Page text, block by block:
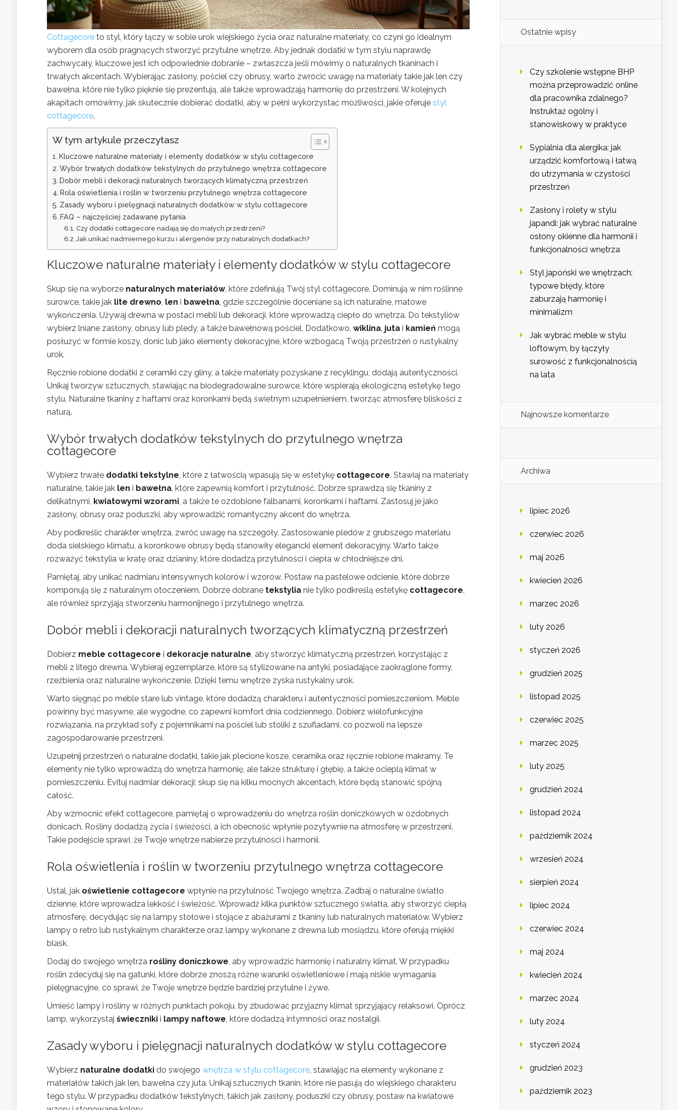
Cottagecore to styl, który łączy w sobie urok wiejskiego życia oraz naturalne materiały, co czyni go idealnym
wyborem dla osób pragnących stworzyć przytulne wnętrze. Aby jednak dodatki w tym stylu naprawdę
zachwycały, kluczowe jest ich odpowiednie dobranie – zwłaszcza jeśli mówimy o naturalnych tkaninach i
trwałych akcentach. Wybierając zasłony, pościel czy obrusy, warto zwrócić uwagę na materiały takie jak len czy
bawełna, które nie tylko pięknie się prezentują, ale także wprowadzają harmonię do przestrzeni. W kolejnych
akapitach omówimy, jak skutecznie dobierać dodatki, aby w pełni wykorzystać możliwości, jakie oferuje styl
cottagecore.
W tym artykule przeczytasz
Kluczowe naturalne materiały i elementy dodatków w stylu cottagecore
Wybór trwałych dodatków tekstylnych do przytulnego wnętrza cottagecore
Dobór mebli i dekoracji naturalnych tworzących klimatyczną przestrzeń
Rola oświetlenia i roślin w tworzeniu przytulnego wnętrza cottagecore
Zasady wyboru i pielęgnacji naturalnych dodatków w stylu cottagecore
FAQ – najczęściej zadawane pytania
Czy dodatki cottagecore nadają się do małych przestrzeni?
Jak unikać nadmiernego kurzu i alergenów przy naturalnych dodatkach?
Kluczowe naturalne materiały i elementy dodatków w stylu cottagecore
Skup się na wyborze naturalnych materiałów, które zdefiniują Twój styl cottagecore. Dominują w nim roślinne
surowce, takie jak lite drewno len i bawełna , gdzie szczególnie doceniane są ich naturalne, matowe
wykończenia. Używaj drewna w postaci mebli lub dekoracji, które wprowadzą ciepło do wnętrza. Do tekstyliów
wybierz lniane zasłony, obrusy lub pledy, a także bawełnową pościel. Dodatkowo, wiklina juta i kamień mogą
posłużyć w formie koszy, donic lub jako elementy dekoracyjne, które wzbogacą Twoją przestrzeń o rustykalny
urok.
Ręcznie robione dodatki z ceramiki czy gliny, a także materiały pozyskane z recyklingu, dodają autentyczności.
Unikaj tworzyw sztucznych, stawiając na biodegradowalne surowce, które wspierają ekologiczną estetykę tego
stylu. Naturalne tkaniny z haftami oraz koronkami będą świetnym uzupełnieniem, tworząc atmosferę bliskości z
naturą.
Wybór trwałych dodatków tekstylnych do przytulnego wnętrza
cottagecore
Wybierz trwałe dodatki tekstylne , które z łatwością wpasują się w estetykę cottagecore. Stawiaj na materiały
naturalne, takie jak len i bawełna , które zapewnią komfort i przytulność. Dobrze sprawdzą się tkaniny z
delikatnymi, kwiatowymi wzorami , a także te ozdobione falbanami, koronkami i haftami. Zastosuj je jako
zasłony, obrusy oraz poduszki, aby wprowadzić romantyczny akcent do wnętrza.
Aby podkreślić charakter wnętrza, zwróć uwagę na szczegóły. Zastosowanie pledów z grubszego materiału
doda sielskiego klimatu, a koronkowe obrusy będą stanowiły elegancki element dekoracyjny. Warto także
rozważyć tekstylia w kratę oraz dzianiny, które dodadzą przytulności i ciepła w chłodniejsze dni.
Pamiętaj, aby unikać nadmiaru intensywnych kolorów i wzorów. Postaw na pastelowe odcienie, które dobrze
komponują się z naturalnym otoczeniem. Dobrze dobrane tekstylia nie tylko podkreślą estetykę cottagecore
ale również sprzyjają stworzeniu harmonijnego i przytulnego wnętrza.
Dobór mebli i dekoracji naturalnych tworzących klimatyczną przestrzeń
Dobierz meble cottagecore i dekoracje naturalne , aby stworzyć klimatyczną przestrzeń, korzystając z
mebli z litego drewna. Wybieraj egzemplarze, które są stylizowane na antyki, posiadające zaokrąglone formy,
rzeźbienia oraz naturalne wykończenie. Dzięki temu wnętrze zyska rustykalny urok.
Warto sięgnąć po meble stare lub vintage, które dodadzą charakteru i autentyczności pomieszczeniom. Meble
powinny być masywne, ale wygodne, co zapewni komfort dnia codziennego. Dobierz wielofunkcyjne
rozwiązania, na przykład sofy z pojemnikami na pościel lub stoliki z szufladami, co pozwoli na lepsze
zagospodarowanie przestrzeni.
Uzupełnij przestrzeń o naturalne dodatki, takie jak plecione kosze, ceramika oraz ręcznie robione makramy. Te
elementy nie tylko wprowadzą do wnętrza harmonię, ale także strukturę i głębię, a także ocieplą klimat w
pomieszczeniu. Evituj nadmiar dekoracji; skup się na kilku mocnych akcentach, które będą stanowić spójną
całość.
Aby wzmocnić efekt cottagecore, pamiętaj o wprowadzeniu do wnętrza roślin doniczkowych w ozdobnych
donicach. Rośliny dodadzą życia i świeżości, a ich obecność wpłynie pozytywnie na atmosferę w przestrzeni.
Takie podejście sprawi, że Twoje wnętrze nabierze przytulności i harmonii.
Rola oświetlenia i roślin w tworzeniu przytulnego wnętrza cottagecore
Ustal, jak oświetlenie cottagecore wpłynie na przytulność Twojego wnętrza. Zadbaj o naturalne światło
dzienne, które wprowadza lekkość i świeżość. Wprowadź kilka punktów sztucznego światła, aby stworzyć ciepłą
atmosferę, decydując się na lampy stołowe i stojące z abażurami z tkaniny lub naturalnych materiałów. Wybierz
lampy o retro lub rustykalnym charakterze oraz lampy wykonane z drewna lub mosiądzu, które oferują miękki
blask.
Dodaj do swojego wnętrza rośliny doniczkowe , aby wprowadzić harmonię i naturalny klimat. W przypadku
roślin zdecyduj się na gatunki, które dobrze znoszą różne warunki oświetleniowe i mają niskie wymagania
pielęgnacyjne, co sprawi, że Twoje wnętrze będzie bardziej przytulne i żywe.
Umieść lampy i rośliny w różnych punktach pokoju, by zbudować przyjazny klimat sprzyjający relaksowi. Oprócz
lamp, wykorzystaj świeczniki i lampy naftowe , które dodadzą intymności oraz nostalgii.
Zasady wyboru i pielęgnacji naturalnych dodatków w stylu cottagecore
Wybierz naturalne dodatki do swojego wnętrza w stylu cottagecore , stawiając na elementy wykonane z
materiałów takich jak len, bawełna czy juta. Unikaj sztucznych tkanin, które nie pasują do wiejskiego charakteru
tego stylu. W przypadku dodatków tekstylnych, takich jak zasłony, poduszki czy obrusy, postaw na kwiatowe
Ostatnie wpisy
Czy szkolenie wstępne BHP
można przeprowadzić online
dla pracownika zdalnego?
Instruktaż ogólny i
stanowiskowy w praktyce
Sypialnia dla alergika: jak
urządzić komfortową i łatwą
do utrzymania w czystości
przestrzeń
Zasłony i rolety w stylu
japandi: jak wybrać naturalne
osłony okienne dla harmonii i
funkcjonalności wnętrza
Styl japoński we wnętrzach:
typowe błędy, które
zaburzają harmonię i
minimalizm
Jak wybrać meble w stylu
loftowym, by łączyły
surowość z funkcjonalnością
na lata
Najnowsze komentarze
Archiwa
lipiec 2026
czerwiec 2026
maj 2026
kwiecień 2026
marzec 2026
luty 2026
styczeń 2026
grudzień 2025
listopad 2025
czerwiec 2025
marzec 2025
luty 2025
grudzień 2024
listopad 2024
październik 2024
wrzesień 2024
sierpień 2024
lipiec 2024
czerwiec 2024
maj 2024
kwiecień 2024
marzec 2024
luty 2024
styczeń 2024
grudzień 2023
październik 2023